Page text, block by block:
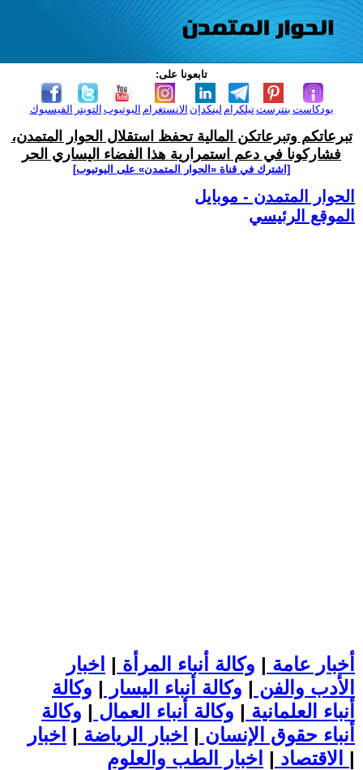
تابعونا على:
الفيسبوك التويتر اليوتيوب الانستغرام لينكدإن تيلكرامبنترست بودكاست
تبرعاتكم وتبرعاتكن المالية تحفظ استقلال الحوار المتمدن،
فشاركونا في دعم استمرارية هذا الفضاء اليساري الحر
[اشترك في قناة ‫«الحوار المتمدن» على اليوتيوب]
الحوار المتمدن - موبايل
الموقع الرئيسي
أخبار عامة | وكالة أنباء المرأة | اخبار
الأدب والفن | وكالة أنباء اليسار | وكالة
أنباء العلمانية | وكالة أنباء العمال | وكالة
أنباء حقوق الإنسان | اخبار الرياضة | اخبار
الاقتصاد | |